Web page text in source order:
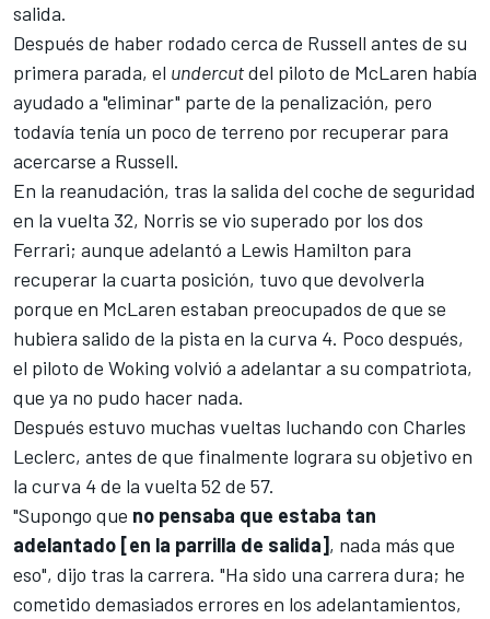
salida.
Después de haber rodado cerca de Russell antes de su
primera parada, el undercutdel piloto de McLaren había
ayudado a "eliminar" parte de la penalización, pero
todavía tenía un poco de terreno por recuperar para
acercarse a Russell.
En la reanudación, tras la salida del coche de seguridad
en la vuelta 32, Norris se vio superado por los dos
Ferrari; aunque adelantó a Lewis Hamilton para
recuperar la cuarta posición, tuvo que devolverla
porque en McLaren estaban preocupados de que se
hubiera salido de la pista en la curva 4. Poco después,
el piloto de Woking volvió a adelantar a su compatriota,
que ya no pudo hacer nada.
Después estuvo muchas vueltas luchando con Charles
Leclerc, antes de que finalmente lograra su objetivo en
la curva 4 de la vuelta 52 de 57.
"Supongo que no pensaba que estaba tan
adelantado [en la parrilla de salida], nada más que
eso", dijo tras la carrera. "Ha sido una carrera dura; he
cometido demasiados errores en los adelantamientos,